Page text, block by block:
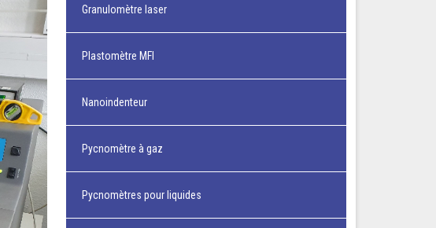
Granulomètre laser
Plastomètre MFI
Nanoindenteur
Pycnomètre à gaz
Pycnomètres pour liquides